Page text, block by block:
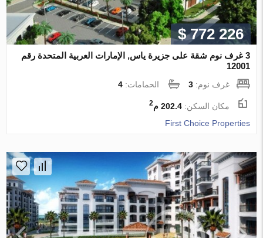
$ 772 226
3 غرف نوم شقة على جزيرة ياس, الإمارات العربية المتحدة رقم
12001
غرف نوم:3 الحمامات:4
مكان السكن:202.4 م 2
First Choice Properties